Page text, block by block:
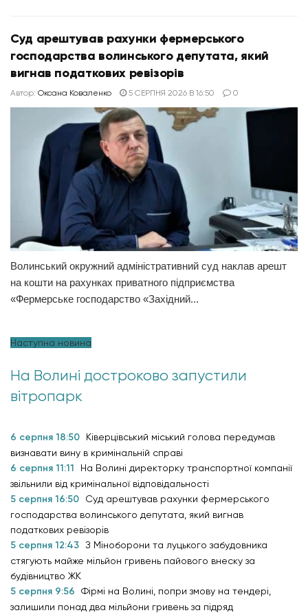
Суд арештував рахунки фермерського
господарства волинського депутата, який
вигнав податкових ревізорів
Автор: Оксана Коваленко 5 СЕРПНЯ 2026 В 16:50 0
Волинський окружний адміністративний суд наклав арешт
на кошти на рахунках приватного підприємства
«Фермерське господарство «Західний...
Наступна новина
На Волині достроково запустили
вітропарк
6 серпня 18:50
Ківерцівський міський голова передумав
визнавати вину в кримінальній справі
6 серпня 11:11
На Волині директорку транспортної компанії
звільнили від кримінальної відповідальності
5 серпня 16:50
Суд арештував рахунки фермерського
господарства волинського депутата, який вигнав
податкових ревізорів
5 серпня 12:43 З Міноборони та луцького забудовника
стягують майже мільйон гривень пайового внеску за
будівництво ЖК
5 серпня 9:56
Фірмі на Волині, попри змову на тендері,
залишили понад два мільйони гривень за підряд